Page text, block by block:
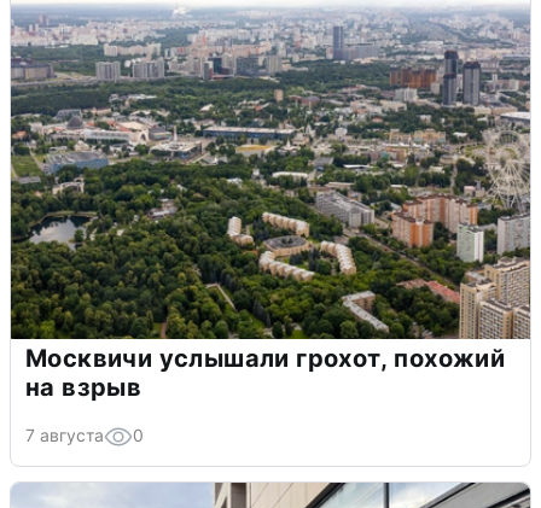
Москвичи услышали грохот, похожий
на взрыв
7 августа 0